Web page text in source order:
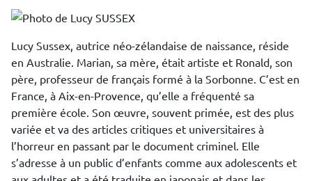
Lucy Sussex, autrice néo-zélandaise de naissance, réside
en Australie. Marian, sa mère, était artiste et Ronald, son
père, professeur de français formé à la Sorbonne. C’est en
France, à Aix-en-Provence, qu’elle a fréquenté sa
première école. Son œuvre, souvent primée, est des plus
variée et va des articles critiques et universitaires à
l’horreur en passant par le document criminel. Elle
s’adresse à un public d’enfants comme aux adolescents et